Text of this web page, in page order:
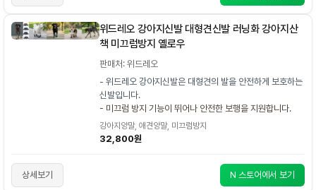
위드레오 강아지신발 대형견신발 러닝화 강아지산
책 미끄럼방지 옐로우
판매처: 위드레오
- 위드레오 강아지신발은 대형견의 발을 안전하게 보호하는
신발입니다.
- 미끄럼 방지 기능이 뛰어나 안전한 보행을 지원합니다.
강아지양말, 애견양말, 미끄럼방지
32,800원
상세보기 N 스토어에서 보기